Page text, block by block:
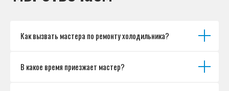
Как вызвать мастера по ремонту холодильника?
В какое время приезжает мастер?
Политика обработки персональных данных
Разработка сайта